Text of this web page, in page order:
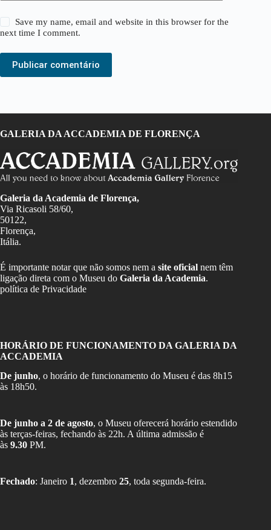
Save my name, email and website in this browser for the
next time I comment.
Publicar comentário
GALERIA DA ACCADEMIA DE FLORENÇA
Galeria da Academia de Florença,
Via Ricasoli 58/60,
50122,
Florença,
Itália.
É importante notar que não somos nem a site oficial nem têm
ligação direta com o Museu do Galeria da Academia.
política de Privacidade
HORÁRIO DE FUNCIONAMENTO DA GALERIA DA
ACCADEMIA
De junho, o horário de funcionamento do Museu é das 8h15
às 18h50.
De junho a 2 de agosto, o Museu oferecerá horário estendido
às terças-feiras, fechando às 22h. A última admissão é
às 9.30 PM.
Fechado: Janeiro 1, dezembro 25, toda segunda-feira.